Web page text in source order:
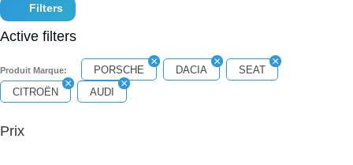
Filters
Active filters
Produit Marque: PORSCHE DACIA
SEAT
CITROËN
AUDI
Prix